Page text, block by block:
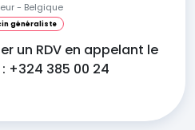
- Belgique
généraliste
un RDV en appelant le
+324 385 00 24